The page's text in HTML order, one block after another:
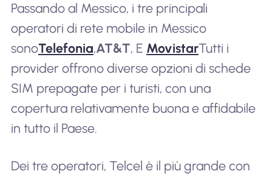
Passando al Messico, i tre principali
operatori di rete mobile in Messico
sonoTelefonia,AT&T, E MovistarTutti i
provider offrono diverse opzioni di schede
SIM prepagate per i turisti, con una
copertura relativamente buona e affidabile
in tutto il Paese.
Dei tre operatori, Telcel è il più grande con